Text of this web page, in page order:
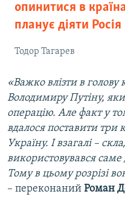
опинитися в
планує діяти Росія
Тодор Тагарев
«Важко влізти в голову
Володимиру Путіну,
операцію. Але факт у
вдалося поставити три
Україну. І взагалі –
використовувався
Тому в цьому розрізі
– переконаний Роман